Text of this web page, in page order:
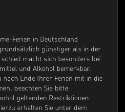
Ferien in Deutschland
günstiger als in der
macht sich besonders bei
und Alkohol bemerkbar.
nach Ende Ihrer Ferien mit in die
beachten Sie bitte
geltenden Restriktionen.
erhalten Sie unter dem